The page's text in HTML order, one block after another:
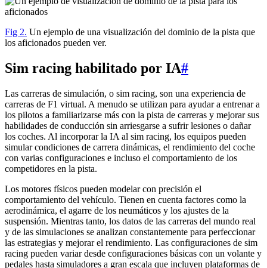
Fig 2. Un ejemplo de una visualización del dominio de la pista que
los aficionados pueden ver.
Sim racing habilitado por IA#
Las carreras de simulación, o sim racing, son una experiencia de
carreras de F1 virtual. A menudo se utilizan para ayudar a entrenar a
los pilotos a familiarizarse más con la pista de carreras y mejorar sus
habilidades de conducción sin arriesgarse a sufrir lesiones o dañar
los coches. Al incorporar la IA al sim racing, los equipos pueden
simular condiciones de carrera dinámicas, el rendimiento del coche
con varias configuraciones e incluso el comportamiento de los
competidores en la pista.
Los motores físicos pueden modelar con precisión el
comportamiento del vehículo. Tienen en cuenta factores como la
aerodinámica, el agarre de los neumáticos y los ajustes de la
suspensión. Mientras tanto, los datos de las carreras del mundo real
y de las simulaciones se analizan constantemente para perfeccionar
las estrategias y mejorar el rendimiento. Las configuraciones de sim
racing pueden variar desde configuraciones básicas con un volante y
pedales hasta simuladores a gran escala que incluyen plataformas de